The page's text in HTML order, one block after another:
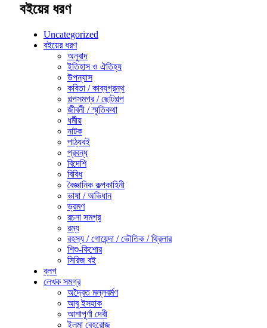
বইয়ের ধরণ
Uncategorized
বইয়ের ধরণ
অনুবাদ
ইতিহাস ও ঐতিহ্য
উপন্যাস
কবিতা / কাব্যগ্রন্থ
গল্পসমগ্র / ছোটগল্প
জীবনী / স্মৃতিকথা
ধর্মীয়
নাটক
পাঠ্যবই
প্রবন্ধ
বিদেশি
বিবিধ
বৈজ্ঞানিক কল্পকাহিনী
ভাষা / অভিধান
ভ্রমণ
রচনা সমগ্র
রম্য
রহস্য / গোয়েন্দা / ভৌতিক / থ্রিলার
শিশু-কিশোর
সিরিজ বই
ব্লগ
লেখক সমগ্র
অদ্বৈত মল্লবর্মণ
আবু ইসহাক
আশাপূর্ণা দেবী
ইলমা বেহরোজ